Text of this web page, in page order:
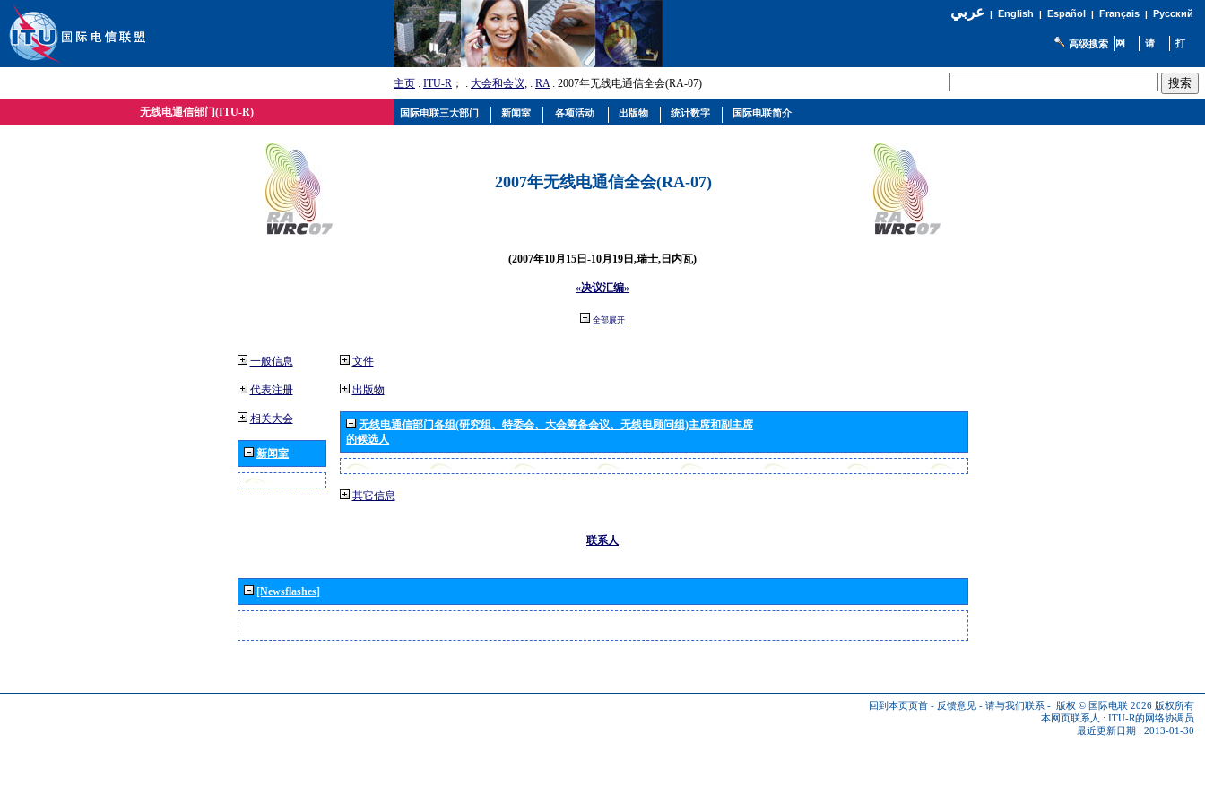
عربي| English | Español | Français| Русский
高级搜索
主页 : ITU-R ； : 大会和会议; : RA: 2007年无线电通信全会(RA-07)
无线电通信部门(ITU-R)
2007年无线电通信全会(RA-07)
(2007年10月15日-10月19日,瑞士,日内瓦)
«决议汇编»
全部展开
一般信息
代表注册
相关大会
新闻室
文件
出版物
无线电通信部门各组(研究组、特委会、大会筹备会议、无线电顾问组)主席和副主席
的候选人
其它信息
联系人
[Newsflashes]
回到本页页首 - 反馈意见 - 请与我们联系 - 版权 © 国际电联 2026 版权所有
本网页联系人 : ITU-R的网络协调员
最近更新日期 : 2013-01-30
国际电联三大部门 新闻室 各项活动 出版物 统计数字 国际电联简介